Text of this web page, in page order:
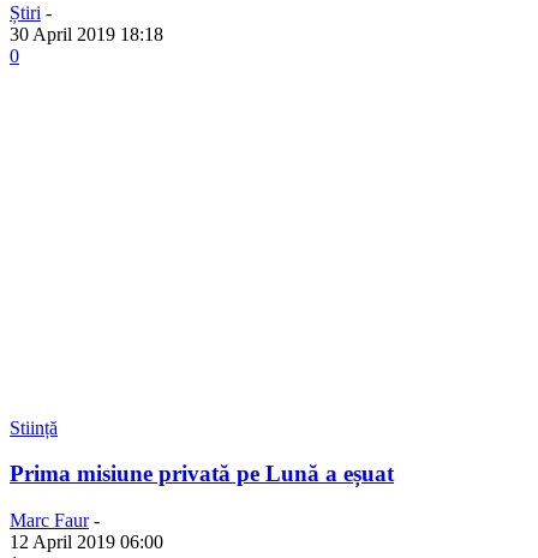
Știri -
30 April 2019 18:18
0
Stiință
Prima misiune privată pe Lună a eșuat
Marc Faur -
12 April 2019 06:00